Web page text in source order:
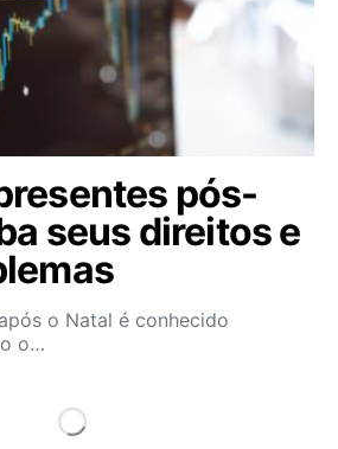
pós-
seus direitos e
o Natal é conhecido
o…